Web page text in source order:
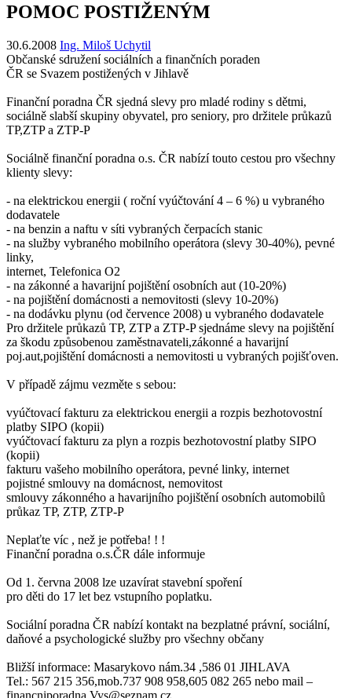
POMOC POSTIŽENÝM
30.6.2008 Ing. Miloš Uchytil
Občanské sdružení sociálních a finančních poraden
ČR se Svazem postižených v Jihlavě
Finanční poradna ČR sjedná slevy pro mladé rodiny s dětmi,
sociálně slabší skupiny obyvatel, pro seniory, pro držitele průkazů
TP,ZTP a ZTP-P
Sociálně finanční poradna o.s. ČR nabízí touto cestou pro všechny
klienty slevy:
- na elektrickou energii ( roční vyúčtování 4 – 6 %) u vybraného
dodavatele
- na benzin a naftu v síti vybraných čerpacích stanic
- na služby vybraného mobilního operátora (slevy 30-40%), pevné
linky,
internet, Telefonica O2
- na zákonné a havarijní pojištění osobních aut (10-20%)
- na pojištění domácnosti a nemovitosti (slevy 10-20%)
- na dodávku plynu (od července 2008) u vybraného dodavatele
Pro držitele průkazů TP, ZTP a ZTP-P sjednáme slevy na pojištění
za škodu způsobenou zaměstnavateli,zákonné a havarijní
poj.aut,pojištění domácnosti a nemovitosti u vybraných pojišťoven.
V případě zájmu vezměte s sebou:
vyúčtovací fakturu za elektrickou energii a rozpis bezhotovostní
platby SIPO (kopii)
vyúčtovací fakturu za plyn a rozpis bezhotovostní platby SIPO
(kopii)
fakturu vašeho mobilního operátora, pevné linky, internet
pojistné smlouvy na domácnost, nemovitost
smlouvy zákonného a havarijního pojištění osobních automobilů
průkaz TP, ZTP, ZTP-P
Neplaťte víc , než je potřeba! ! !
Finanční poradna o.s.ČR dále informuje
Od 1. června 2008 lze uzavírat stavební spoření
pro děti do 17 let bez vstupního poplatku.
Sociální poradna ČR nabízí kontakt na bezplatné právní, sociální,
daňové a psychologické služby pro všechny občany
Bližší informace: Masarykovo nám.34 ,586 01 JIHLAVA
Tel.: 567 215 356,mob.737 908 958,605 082 265 nebo mail –
financniporadna.Vys@seznam.cz